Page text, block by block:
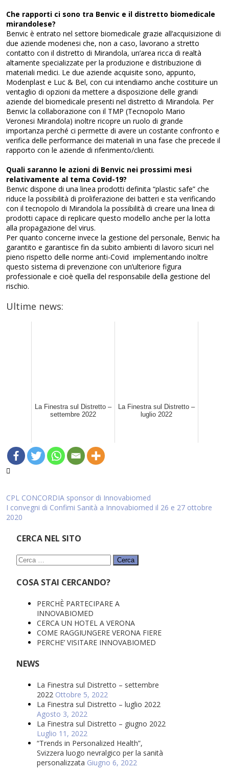
Che rapporti ci sono tra Benvic e il distretto biomedicale
mirandolese?
Benvic è entrato nel settore biomedicale grazie all’acquisizione di
due aziende modenesi che, non a caso, lavorano a stretto
contatto con il distretto di Mirandola, un’area ricca di realtà
altamente specializzate per la produzione e distribuzione di
materiali medici. Le due aziende acquisite sono, appunto,
Modenplast e Luc & Bel, con cui intendiamo anche costituire un
ventaglio di opzioni da mettere a disposizione delle grandi
aziende del biomedicale presenti nel distretto di Mirandola. Per
Benvic la collaborazione con il TMP (Tecnopolo Mario
Veronesi Mirandola) inoltre ricopre un ruolo di grande
importanza perché ci permette di avere un costante confronto e
verifica delle performance dei materiali in una fase che precede il
rapporto con le aziende di riferimento/clienti.
Quali saranno le azioni di Benvic nei prossimi mesi
relativamente al tema Covid-19?
Benvic dispone di una linea prodotti definita “plastic safe” che
riduce la possibilità di proliferazione dei batteri e sta verificando
con il tecnopolo di Mirandola la possibilità di creare una linea di
prodotti capace di replicare questo modello anche per la lotta
alla propagazione del virus.
Per quanto concerne invece la gestione del personale, Benvic ha
garantito e garantisce fin da subito ambienti di lavoro sicuri nel
pieno rispetto delle norme anti-Covid implementando inoltre
questo sistema di prevenzione con un’ulteriore figura
professionale e cioè quella del responsabile della gestione del
rischio.
Ultime news:
La Finestra sul Distretto –
settembre 2022
La Finestra sul Distretto –
luglio 2022
Navigazione
articoli
CPL CONCORDIA sponsor di Innovabiomed
I convegni di Confimi Sanità a Innovabiomed il 26 e 27 ottobre
2020
CERCA NEL SITO
Ricerca
COSA STAI CERCANDO?
PERCHÈ PARTECIPARE A
INNOVABIOMED
CERCA UN HOTEL A VERONA
COME RAGGIUNGERE VERONA FIERE
PERCHE’ VISITARE INNOVABIOMED
NEWS
La Finestra sul Distretto – settembre
2022 Ottobre 5, 2022
La Finestra sul Distretto – luglio 2022
Agosto 3, 2022
La Finestra sul Distretto – giugno 2022
Luglio 11, 2022
“Trends in Personalized Health”,
Svizzera luogo nevralgico per la sanità
personalizzata Giugno 6, 2022